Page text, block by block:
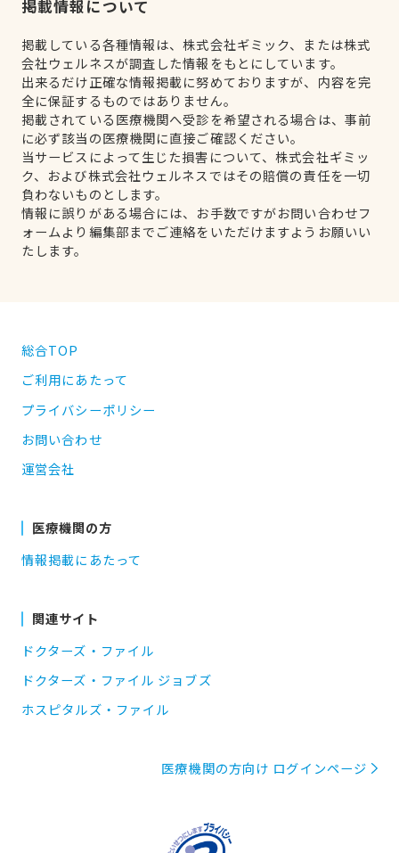
掲載情報について
掲載している各種情報は、株式会社ギミック、または株式
会社ウェルネスが調査した情報をもとにしています。
出来るだけ正確な情報掲載に努めておりますが、内容を完
全に保証するものではありません。
掲載されている医療機関へ受診を希望される場合は、事前
に必ず該当の医療機関に直接ご確認ください。
当サービスによって生じた損害について、株式会社ギミッ
ク、および株式会社ウェルネスではその賠償の責任を一切
負わないものとします。
情報に誤りがある場合には、お手数ですがお問い合わせフ
ォームより編集部までご連絡をいただけますようお願いい
たします。
総合TOP
ご利用にあたって
プライバシーポリシー
お問い合わせ
運営会社
医療機関の方
情報掲載にあたって
関連サイト
ドクターズ・ファイル
ドクターズ・ファイル ジョブズ
ホスピタルズ・ファイル
医療機関の方向け ログインページ